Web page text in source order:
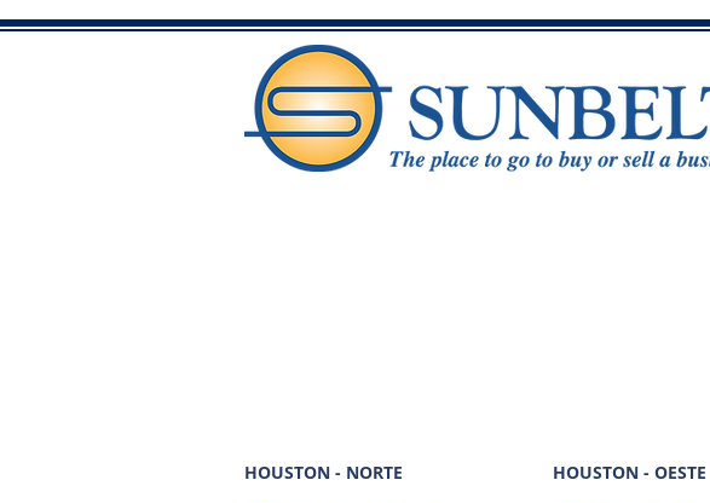
HOUSTON - NORTE
HOUSTON - OESTE